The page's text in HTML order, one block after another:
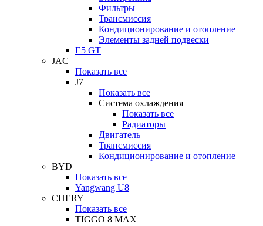
Фильтры
Трансмиссия
Кондиционирование и отопление
Элементы задней подвески
E5 GT
JAC
Показать все
J7
Показать все
Система охлаждения
Показать все
Радиаторы
Двигатель
Трансмиссия
Кондиционирование и отопление
BYD
Показать все
Yangwang U8
CHERY
Показать все
TIGGO 8 MAX